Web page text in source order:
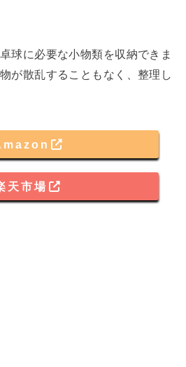
球に必要な小物類を収納できま
が散乱することもなく、整理し
天市場